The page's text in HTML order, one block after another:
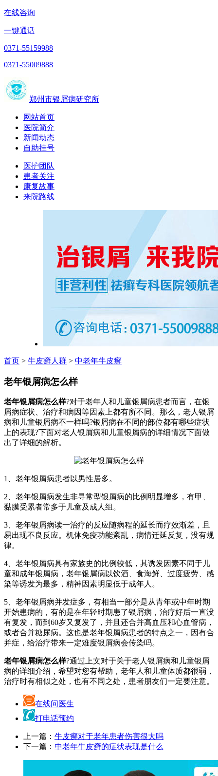
在线咨询
一键通话
0371-55159988
0371-55009888
郑州市银屑病研究所
网站首页
医院简介
新闻动态
自助挂号
医护团队
患者关注
康复故事
来院路线
首页 > 牛皮癣人群 > 中老年牛皮癣
老年银屑病怎么样
老年银屑病怎么样?对于老年人和儿童银屑病患者而言，在银
屑病症状、治疗和病因等因素上都有所不同。那么，老人银屑
病和儿童银屑病不一样吗?银屑病在不同的部位都有哪些症状
上的表现?下面对老人银屑病和儿童银屑病的详细情况下面做
出了详细的解析。
1、老年银屑病患者以男性居多。
2、老年银屑病发生非寻常型银屑病的比例明显增多，有甲、
黏膜受累者常多于儿童及成人组。
3、老年银屑病读一治疗的反应随病程的延长而疗效渐差，且
易出现不良反应。机体免疫功能紊乱，病情迁延反复，没有规
律。
4、老年银屑病具有家族史的比例较低，其诱发因素不同于儿
童和成年银屑病，老年银屑病以饮酒、食海鲜、过度疲劳、感
染等诱发为最多，精神因素明显低于成年人。
5、老年银屑病并发症多，有相当一部分是从青年或中年时期
开始患病的，有的是在年轻时期患了银屑病，治疗好后一直没
有复发，而到60岁又复发了，并且还合并高血压和心血管病，
或者合并糖尿病。这也是老年银屑病患者的特点之一，因有合
并症，给治疗带来一定难度银屑病会传染吗。
老年银屑病怎么样?通过上文对于关于老人银屑病和儿童银屑
病的详细介绍，希望对您有帮助，老年人和儿童体质都很弱，
治疗时有相似之处，也有不同之处，患者朋友们一定要注意。
在线问医生
打电话预约
上一篇： 牛皮癣对于老年患者伤害很大吗
下一篇： 中老年牛皮癣的症状表现是什么